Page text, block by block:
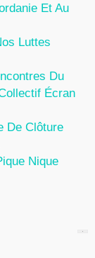
Et Au
Luttes
Du
Écran
De Clôture
Nique